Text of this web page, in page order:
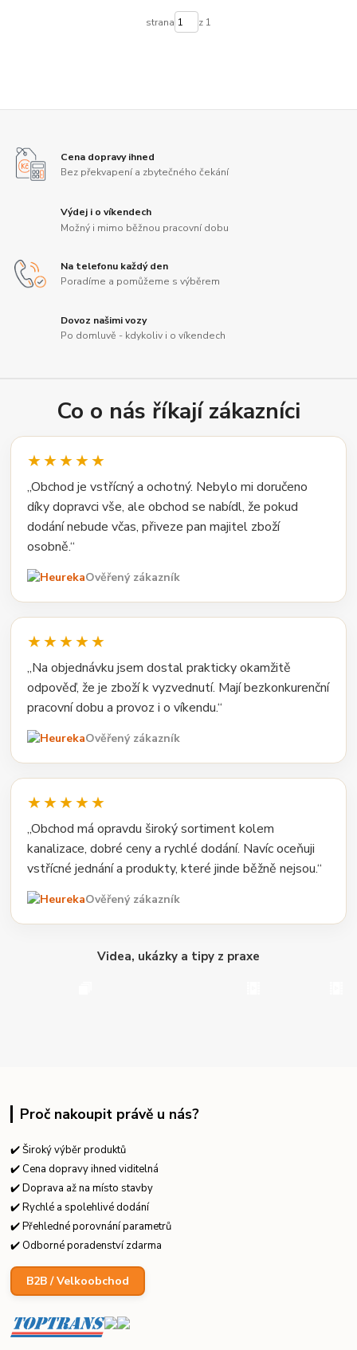
strana z 1
Cena dopravy ihned
Bez překvapení a zbytečného čekání
Výdej i o víkendech
Možný i mimo běžnou pracovní dobu
Na telefonu každý den
Poradíme a pomůžeme s výběrem
Dovoz našimi vozy
Po domluvě - kdykoliv i o víkendech
Co o nás říkají zákazníci
★★★★★
„Obchod je vstřícný a ochotný. Nebylo mi doručeno
díky dopravci vše, ale obchod se nabídl, že pokud
dodání nebude včas, přiveze pan majitel zboží
osobně.“
Ověřený zákazník
★★★★★
„Na objednávku jsem dostal prakticky okamžitě
odpověď, že je zboží k vyzvednutí. Mají bezkonkurenční
pracovní dobu a provoz i o víkendu.“
Ověřený zákazník
★★★★★
„Obchod má opravdu široký sortiment kolem
kanalizace, dobré ceny a rychlé dodání. Navíc oceňuji
vstřícné jednání a produkty, které jinde běžně nejsou.“
Ověřený zákazník
Videa, ukázky a tipy z praxe
Proč nakoupit právě u nás?
✔️ Široký výběr produktů
✔️ Cena dopravy ihned viditelná
✔️ Doprava až na místo stavby
✔️ Rychlé a spolehlivé dodání
✔️ Přehledné porovnání parametrů
✔️ Odborné poradenství zdarma
B2B / Velkoobchod